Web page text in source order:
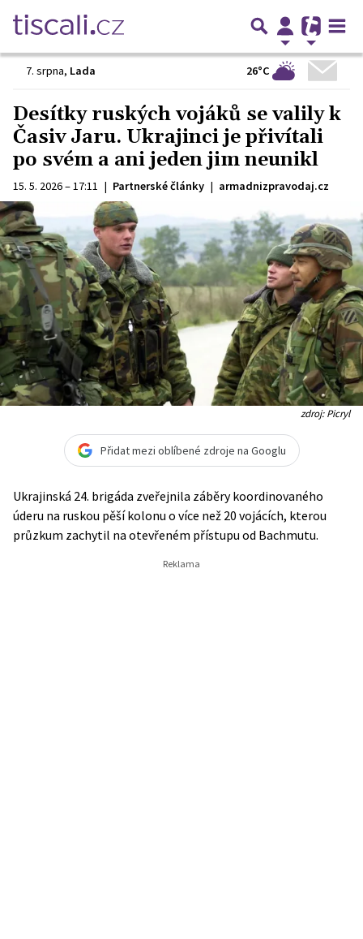
7. srpna, Lada 26°C
Desítky ruských vojáků se valily k
Časiv Jaru. Ukrajinci je přivítali
po svém a ani jeden jim neunikl
15. 5. 2026 – 17:11 | Partnerské články | armadnizpravodaj.cz
zdroj: Picryl
Přidat mezi oblíbené zdroje na Googlu
Ukrajinská 24. brigáda zveřejnila záběry koordinovaného
úderu na ruskou pěší kolonu o více než 20 vojácích, kterou
průzkum zachytil na otevřeném přístupu od Bachmutu.